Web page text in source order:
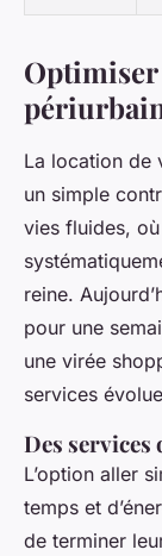
La location de
un simple
vies fluides,
reine.
pour une
une virée
services
Des
L’option aller
temps et
de terminer